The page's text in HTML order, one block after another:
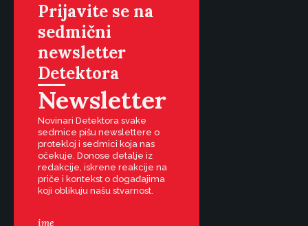
Prijavite se na
sedmični
newsletter
Detektora
Newsletter
Novinari Detektora svake
sedmice pišu newslettere o
protekloj i sedmici koja nas
očekuje. Donose detalje iz
redakcije, iskrene reakcije na
priče i kontekst o događajima
koji oblikuju našu stvarnost.